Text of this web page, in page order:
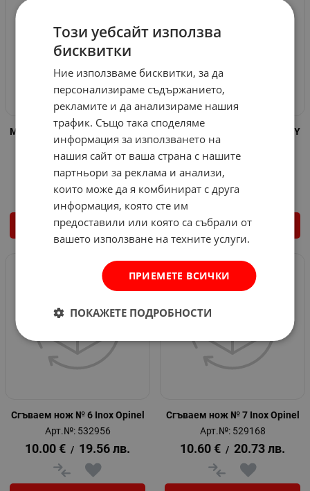
Мултифункционален нож DIY
GREY Opinel
Арт.№: 574600
20.96 € / 40.99 лв.
КУПИ
Мултифункционален нож DIY
Opinel
Арт.№: 574599
20.96 €
КУПИ
Сгъваем нож № 6 Inox Opinel
Арт.№: 532956
10.00 € / 19.56 лв.
Сгъваем нож № 7 Inox Opinel
Арт.№: 529168
10.60 € / 20.73 лв.
Този уебсайт използва
бисквитки
Ние използваме бисквитки, за да
персонализираме съдържанието,
рекламите и да анализираме нашия
трафик. Също така споделяме
информация за използването на
нашия сайт от ваша страна с нашите
партньори за реклама и анализи,
които може да я комбинират с друга
информация, която сте им
предоставили или която са събрали от
вашето използване на техните услуги.
ПРИЕМЕТЕ ВСИЧКИ
ПОКАЖЕТЕ ПОДРОБНОСТИ